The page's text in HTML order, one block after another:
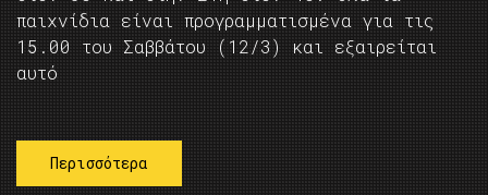
παιχνίδια είναι προγραμματισμένα για τις
15.00 του Σαββάτου (12/3) και εξαιρείται
αυτό
Περισσότερα